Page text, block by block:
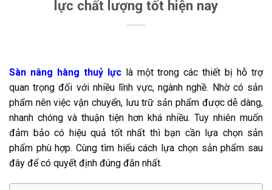
lực chất lượng tốt hiện nay
Sàn nâng hàng thuỷ lực là một trong các thiết bị hỗ trợ
quan trọng đối với nhiều lĩnh vực, ngành nghề. Nhờ có sản
phẩm nên việc vận chuyển, lưu trữ sản phẩm được dễ dàng,
nhanh chóng và thuận tiện hơn khá nhiều. Tuy nhiên muốn
đảm bảo có hiệu quả tốt nhất thì bạn cần lựa chọn sản
phẩm phù hợp. Cùng tìm hiểu cách lựa chọn sản phẩm sau
đây để có quyết định đúng đắn nhất.